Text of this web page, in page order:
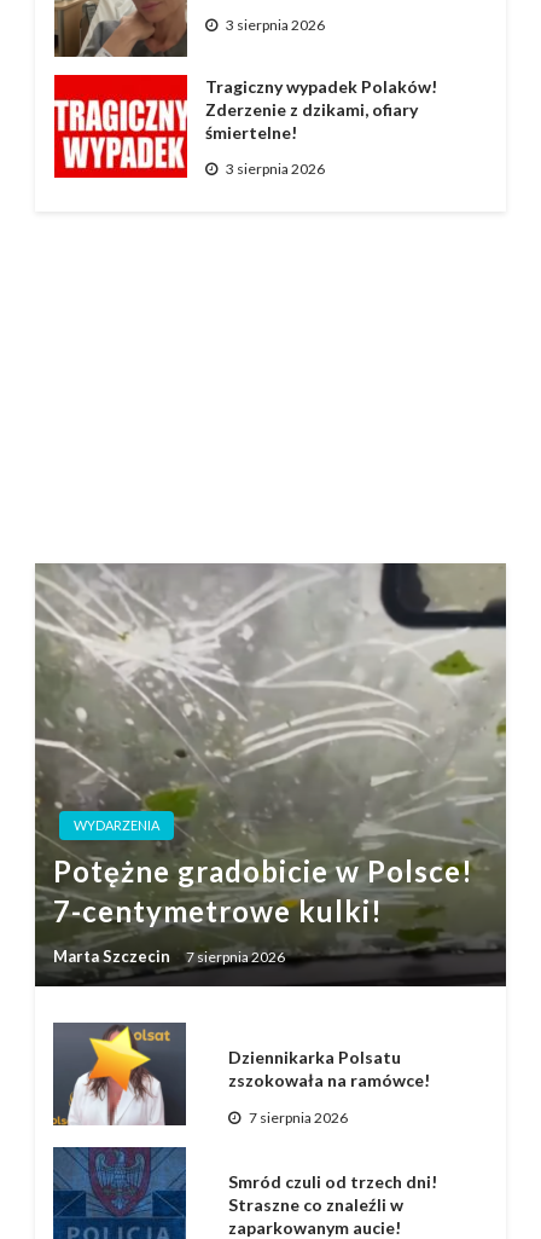
3 sierpnia 2026
Tragiczny wypadek Polaków!
Zderzenie z dzikami, ofiary
śmiertelne!
3 sierpnia 2026
WYDARZENIA
Potężne gradobicie w Polsce!
7-centymetrowe kulki!
Marta Szczecin 7 sierpnia 2026
Dziennikarka Polsatu
zszokowała na ramówce!
7 sierpnia 2026
Smród czuli od trzech dni!
Straszne co znaleźli w
zaparkowanym aucie!